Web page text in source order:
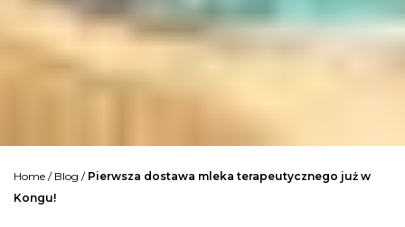
Home / Blog / Pierwsza dostawa mleka terapeutycznego już w
Kongu!